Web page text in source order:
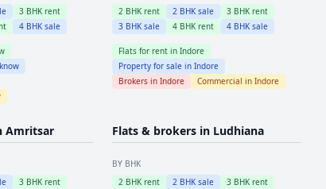
3 BHK rent
4 BHK sale
2 BHK rent 2 BHK sale 3 BHK rent
3 BHK sale 4 BHK rent 4 BHK sale
Flats for rent inIndore
Property for sale inIndore
Brokers inIndore Commercial inIndore
Amritsar
3 BHK rent
Flats & brokers in Ludhiana
BY BHK
2 BHK rent 2 BHK sale 3 BHK rent